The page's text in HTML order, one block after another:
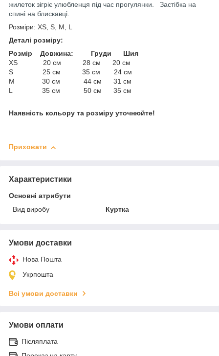
жилеток зігріє улюбленця під час прогулянки. Застібка на
спині на блискавці.
Розміри: XS, S, M, L
Деталі розміру:
Розмір Довжина: Груди Шия
XS 20 см 28 см 20 см
S 25 см 35 см 24 см
М 30 см 44 см 31 см
L 35 см 50 см 35 см
Наявність кольору та розміру уточнюйте!
Приховати
Характеристики
Основні атрибути
Вид виробу
Куртка
Умови доставки
Нова Пошта
Укрпошта
Всі умови доставки
Умови оплати
Післяплата